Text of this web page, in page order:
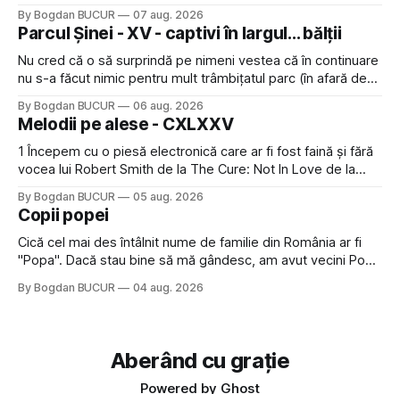
lăsat rece la prima vedere, după care m-a făcut să mă
îndrăgostesc de el. Nu mi-a plăcut faptul
By Bogdan BUCUR 07 aug. 2026
Parcul Șinei - XV - captivi în largul... bălții
Nu cred că o să surprindă pe nimeni vestea că în continuare
nu s-a făcut nimic pentru mult trâmbițatul parc (în afară de
timp pui și latră prin gard la lumea care trece prin zonă). Am
avut, în schimb, o belea
By Bogdan BUCUR 06 aug. 2026
Melodii pe alese - CXLXXV
1 Începem cu o piesă electronică care ar fi fost faină și fără
vocea lui Robert Smith de la The Cure: Not In Love de la
a dovedit că jumătatea masculină a acelui duo era cam
dubioasă...) 2. Băgăm la
By Bogdan BUCUR 05 aug. 2026
Copii popei
Cică cel mai des întâlnit nume de familie din România ar fi
"Popa". Dacă stau bine să mă gândesc, am avut vecini Popa
Dexonline spune de etimologia termenului de popă că ar
By Bogdan BUCUR 04 aug. 2026
Aberând cu grație
Powered by Ghost